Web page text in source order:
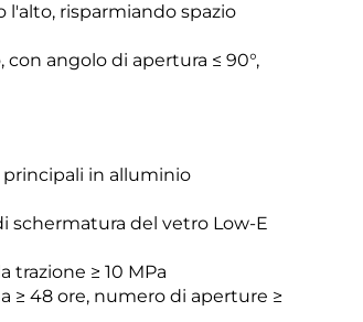
l'alto, risparmiando spazio
angolo di apertura ≤ 90°,
principali in alluminio
schermatura del vetro Low-E
trazione ≥ 10 MPa
≥ 48 ore, numero di aperture ≥